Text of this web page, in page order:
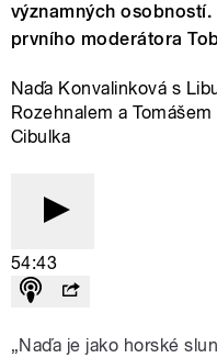
významných osobností.
prvního moderátora
Naďa Konvalinková s
Rozehnalem a
Cibulka
54:43
„Naďa je jako horské